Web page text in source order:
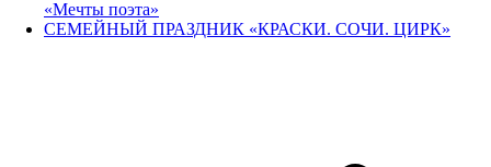
«Мечты поэта»
СЕМЕЙНЫЙ ПРАЗДНИК «КРАСКИ. СОЧИ. ЦИРК»